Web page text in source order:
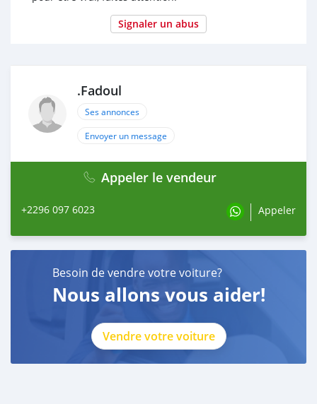
Signaler un abus
.Fadoul
Ses annonces
Envoyer un message
Appeler le vendeur
+2296 097 6023 Appeler
Besoin de vendre votre voiture?
Nous allons vous aider!
Vendre votre voiture